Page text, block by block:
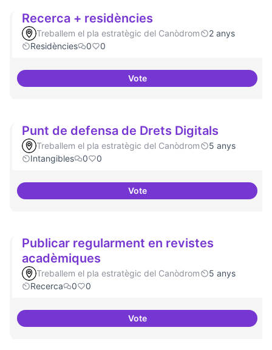
Recerca + residències
Treballem el pla estratègic del Canòdrom
2 anys
Residències
0 0
VoteRecerca + residències
Punt de defensa de Drets Digitals
Treballem el pla estratègic del Canòdrom
5 anys
Intangibles
0 0
VotePunt de defensa de Drets
Publicar regularment en revistes
acadèmiques
Treballem el pla estratègic del Canòdrom
5 anys
Recerca
0 0
VotePublicar regularment en